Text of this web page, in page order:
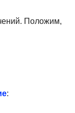
Положим,
: